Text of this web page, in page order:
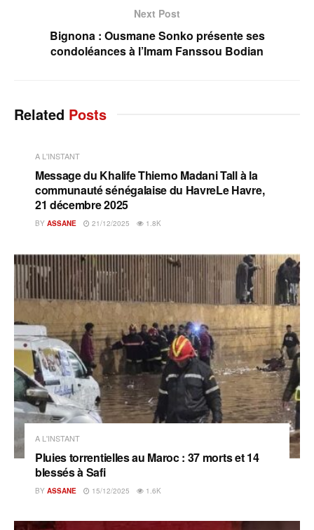
Next Post
Bignona : Ousmane Sonko présente ses
condoléances à l’Imam Fanssou Bodian
Related Posts
A L'INSTANT
Message du Khalife Thierno Madani Tall à la
communauté sénégalaise du HavreLe Havre,
21 décembre 2025
BY ASSANE 21/12/2025 1.8K
A L'INSTANT
Pluies torrentielles au Maroc : 37 morts et 14
blessés à Safi
BY ASSANE 15/12/2025 1.6K